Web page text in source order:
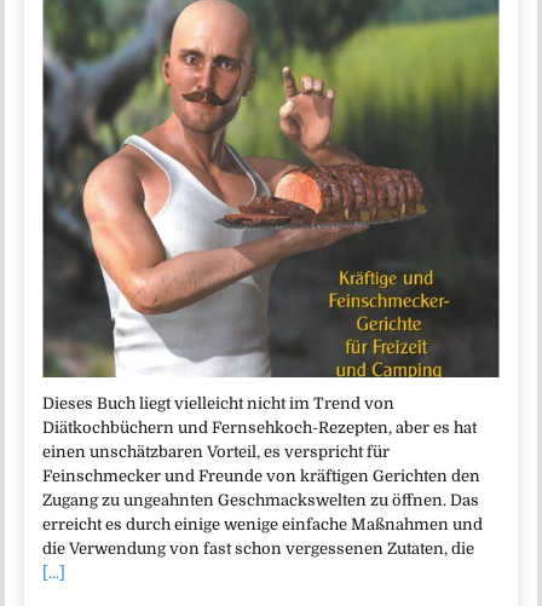
Dieses Buch liegt vielleicht nicht im Trend von
Diätkochbüchern und Fernsehkoch-Rezepten, aber es hat
einen unschätzbaren Vorteil, es verspricht für
Feinschmecker und Freunde von kräftigen Gerichten den
Zugang zu ungeahnten Geschmackswelten zu öffnen. Das
erreicht es durch einige wenige einfache Maßnahmen und
die Verwendung von fast schon vergessenen Zutaten, die
[...]